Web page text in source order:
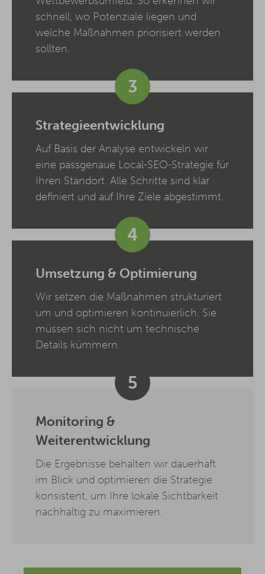
schnell, wo Potenziale liegen und
welche Maßnahmen priorisiert werden
sollten.
3
Strategieentwicklung
Auf Basis der Analyse entwickeln wir
eine passgenaue Local-SEO-Strategie für
Ihren Standort. Alle Schritte sind klar
definiert und auf Ihre Ziele abgestimmt.
4
Umsetzung & Optimierung
Wir setzen die Maßnahmen strukturiert
um und optimieren kontinuierlich. Sie
müssen sich nicht um technische
Details kümmern.
5
Monitoring &
Weiterentwicklung
Die Ergebnisse behalten wir dauerhaft
im Blick und optimieren die Strategie
konsistent, um Ihre lokale Sichtbarkeit
nachhaltig zu maximieren.